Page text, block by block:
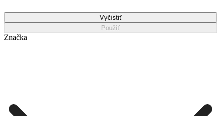
Vyčistiť
Použiť
Značka